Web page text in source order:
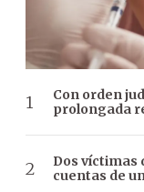
Con orden
prolongada
Dos víctimas
cuentas de